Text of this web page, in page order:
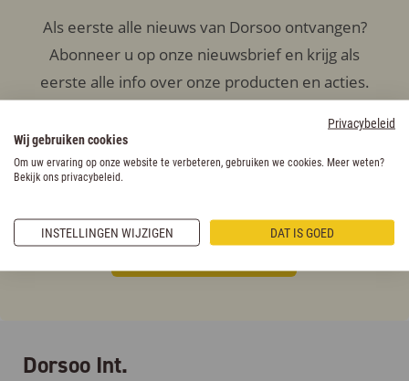
Als eerste alle nieuws van Dorsoo ontvangen?
Abonneer u op onze nieuwsbrief en krijg als
eerste alle info over onze producten en acties.
E-mailadres
Dorsoo Int.
Privacybeleid
Wij gebruiken cookies
Om uw ervaring op onze website te verbeteren, gebruiken we cookies. Meer weten?
Bekijk ons privacybeleid.
INSTELLINGEN WIJZIGEN DAT IS GOED